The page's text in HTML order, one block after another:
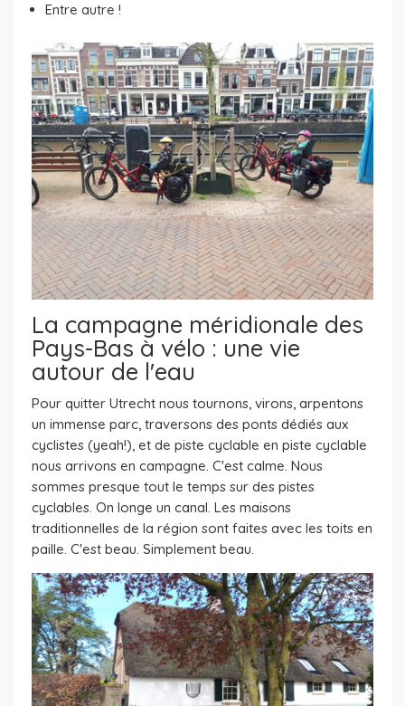
Entre autre !
La campagne méridionale des
Pays-Bas à vélo : une vie
autour de l'eau
Pour quitter Utrecht nous tournons, virons, arpentons
un immense parc, traversons des ponts dédiés aux
cyclistes (yeah!), et de piste cyclable en piste cyclable
nous arrivons en campagne. C'est calme. Nous
sommes presque tout le temps sur des pistes
cyclables. On longe un canal. Les maisons
traditionnelles de la région sont faites avec les toits en
paille. C'est beau. Simplement beau.